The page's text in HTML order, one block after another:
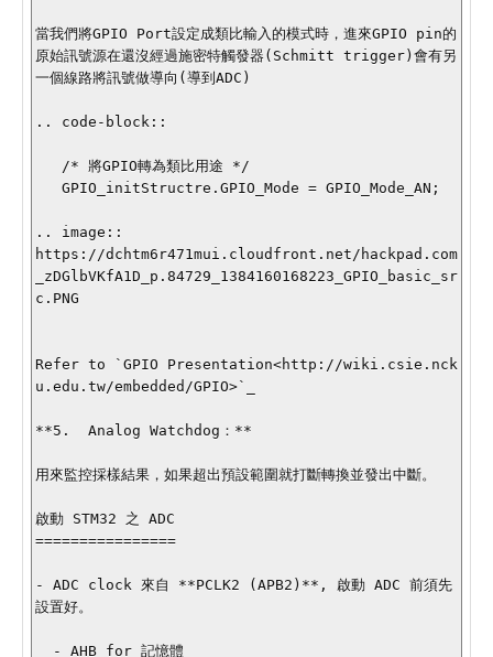
當我們將GPIO Port設定成類比輸入的模式時，進來GPIO pin的
原始訊號源在還沒經過施密特觸發器(Schmitt trigger)會有另
一個線路將訊號做導向(導到ADC)
.. code-block::
.. image::
https://dchtm6r471mui.cloudfront.net/hackpad.com
_zDGlbVKfA1D_p.84729_1384160168223_GPIO_basic_sr
c.PNG
Refer to `GPIO Presentation<http://wiki.csie.nck
u.edu.tw/embedded/GPIO>`_
**5.  Analog Watchdog：**
用來監控採樣結果，如果超出預設範圍就打斷轉換並發出中斷。
啟動 STM32 之 ADC
================
- ADC clock 來自 **PCLK2 (APB2)**, 啟動 ADC 前須先
設置好。